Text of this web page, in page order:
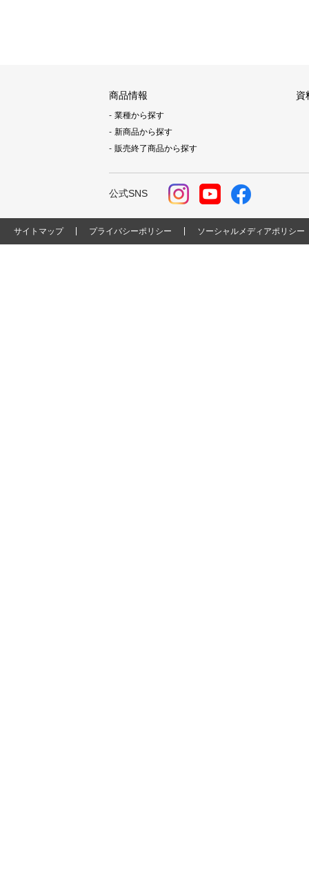
商品情報
業種から探す
新商品から探す
販売終了商品から探す
資
公式SNS
サイトマップ プライバシーポリシー ソーシャルメディアポリシー